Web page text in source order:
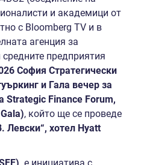
и академици от
с Bloomberg TV и в
агенция за
предприятия
София Стратегически
и Гала вечер за
Strategic Finance Forum,
, който ще се проведе
Левски“, хотел Hyatt